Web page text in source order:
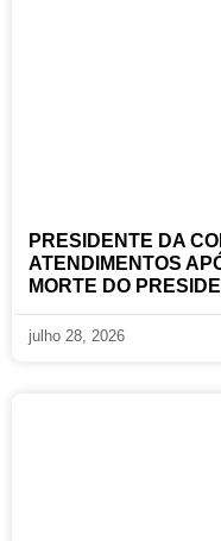
PRESIDENTE DA
ATENDIMENTOS
MORTE DO
julho 28, 2026